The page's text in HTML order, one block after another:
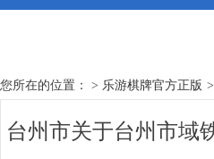
您所在的位置： > 乐游棋牌官方正版 >
台州市关于台州市域